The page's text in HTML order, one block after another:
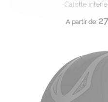
Calotte
A partir de